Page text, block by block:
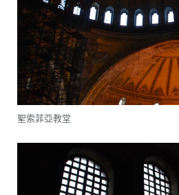
聖索菲亞教堂